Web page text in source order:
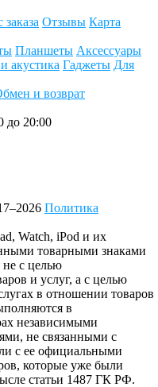
заказа Отзывы Карта
Планшеты Аксессуары
акустика Гаджеты Для
и возврат
до 20:00
Политика
Watch, iPod и их
товарными знаками
не с целью
и услуг, а с целью
в отношении товаров
в
независимыми
не связанными с
с ее официальными
которые уже были
статьи 1487 ГК РФ.